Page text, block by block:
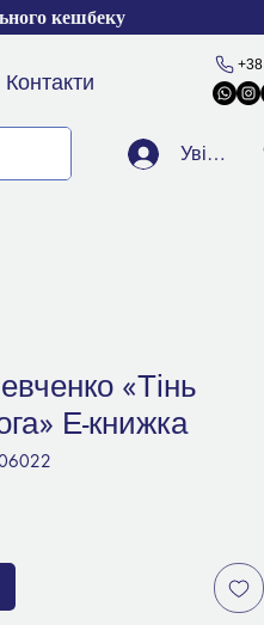
Увійти
кешбеку
Контакти
«Тінь
Е-книжка